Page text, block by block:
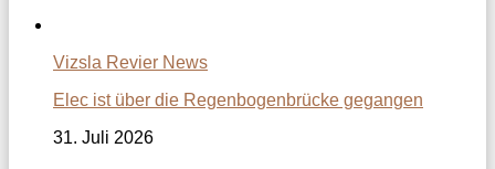
Vizsla Revier News
Elec ist über die Regenbogenbrücke gegangen
31. Juli 2026